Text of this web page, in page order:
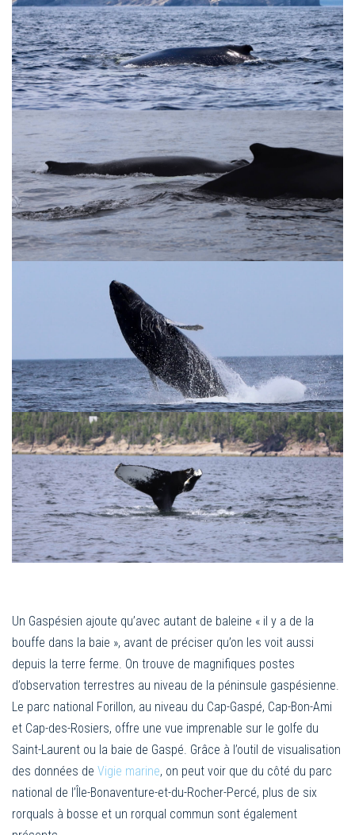
Un Gaspésien ajoute qu’avec autant de baleine « il y a de la
bouffe dans la baie », avant de préciser qu’on les voit aussi
depuis la terre ferme. On trouve de magnifiques postes
d’observation terrestres au niveau de la péninsule gaspésienne.
Le parc national Forillon, au niveau du Cap-Gaspé, Cap-Bon-Ami
et Cap-des-Rosiers, offre une vue imprenable sur le golfe du
Saint-Laurent ou la baie de Gaspé. Grâce à l’outil de visualisation
des données de Vigie marine, on peut voir que du côté du parc
national de l’Île-Bonaventure-et-du-Rocher-Percé, plus de six
rorquals à bosse et un rorqual commun sont également